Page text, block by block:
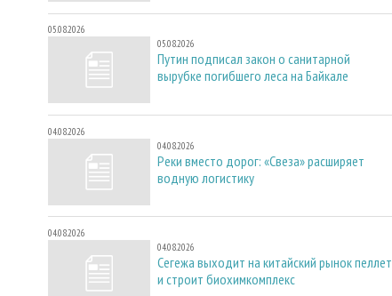
05.08.2026
05.08.2026
Путин подписал закон о санитарной
вырубке погибшего леса на Байкале
04.08.2026
04.08.2026
Реки вместо дорог: «Свеза» расширяет
водную логистику
04.08.2026
04.08.2026
Сегежа выходит на китайский рынок пеллет
и строит биохимкомплекс